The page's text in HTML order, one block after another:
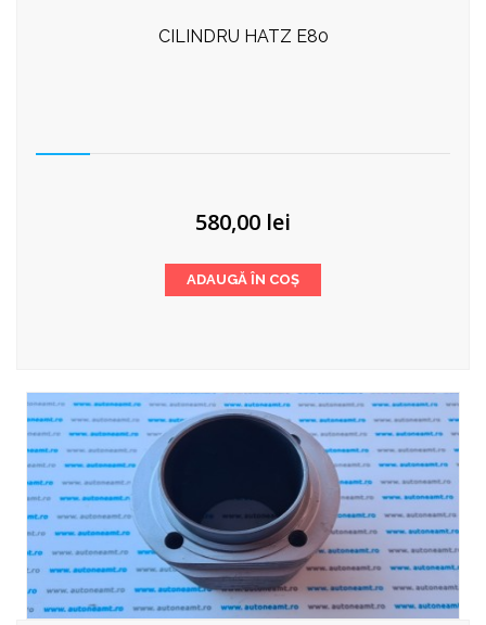
CILINDRU HATZ E80
580,00 lei
ADAUGĂ ÎN COȘ